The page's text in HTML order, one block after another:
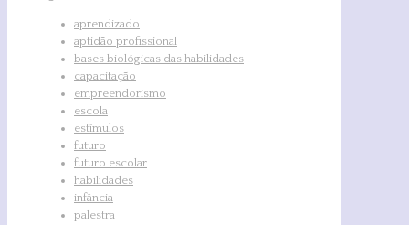
aprendizado
aptidão profissional
bases biológicas das habilidades
capacitação
empreendorismo
escola
estímulos
futuro
futuro escolar
habilidades
infância
palestra